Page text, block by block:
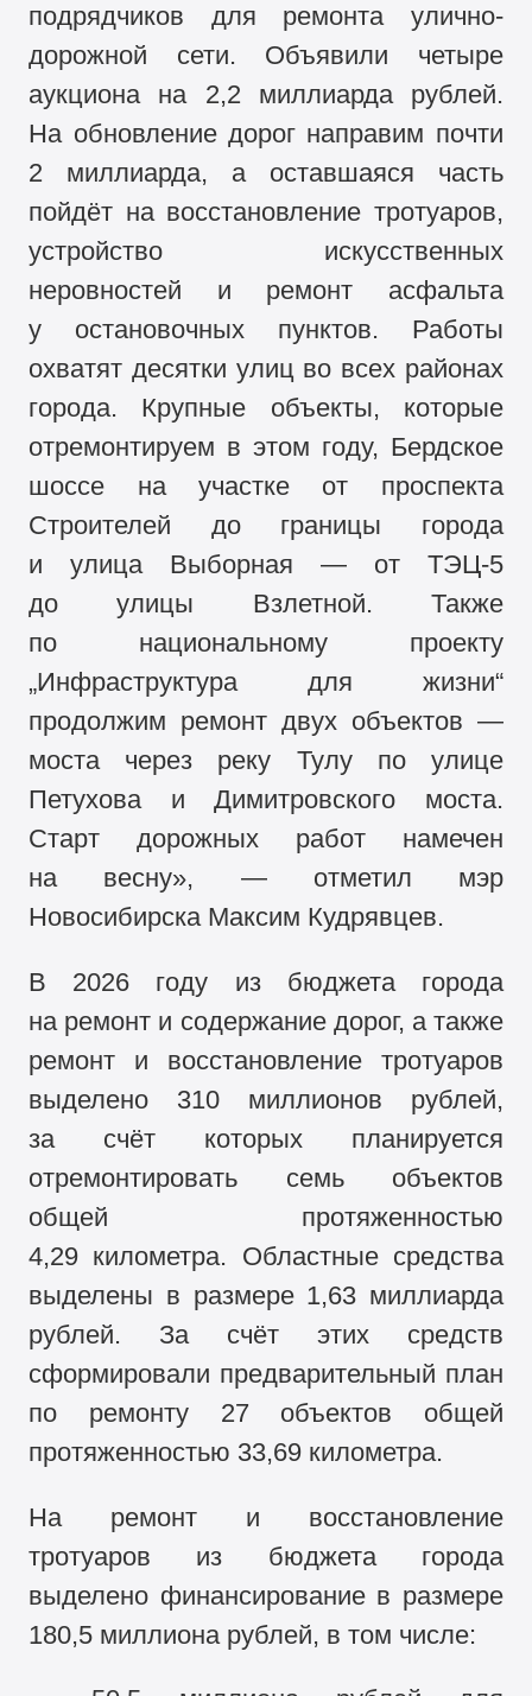
подрядчиков для ремонта улично-
дорожной сети. Объявили четыре
аукциона на 2,2 миллиарда рублей.
На обновление дорог направим почти
2 миллиарда, а оставшаяся часть
пойдёт на восстановление тротуаров,
устройство искусственных
неровностей и ремонт асфальта
у остановочных пунктов. Работы
охватят десятки улиц во всех районах
города. Крупные объекты, которые
отремонтируем в этом году, Бердское
шоссе на участке от проспекта
Строителей до границы города
и улица Выборная — от ТЭЦ-5
до улицы Взлетной. Также
по национальному проекту
„Инфраструктура для жизни“
продолжим ремонт двух объектов —
моста через реку Тулу по улице
Петухова и Димитровского моста.
Старт дорожных работ намечен
на весну», — отметил мэр
Новосибирска Максим Кудрявцев.
В 2026 году из бюджета города
на ремонт и содержание дорог, а также
ремонт и восстановление тротуаров
выделено 310 миллионов рублей,
за счёт которых планируется
отремонтировать семь объектов
общей протяженностью
4,29 километра. Областные средства
выделены в размере 1,63 миллиарда
рублей. За счёт этих средств
сформировали предварительный план
по ремонту 27 объектов общей
протяженностью 33,69 километра.
На ремонт и восстановление
тротуаров из бюджета города
выделено финансирование в размере
180,5 миллиона рублей, в том числе: